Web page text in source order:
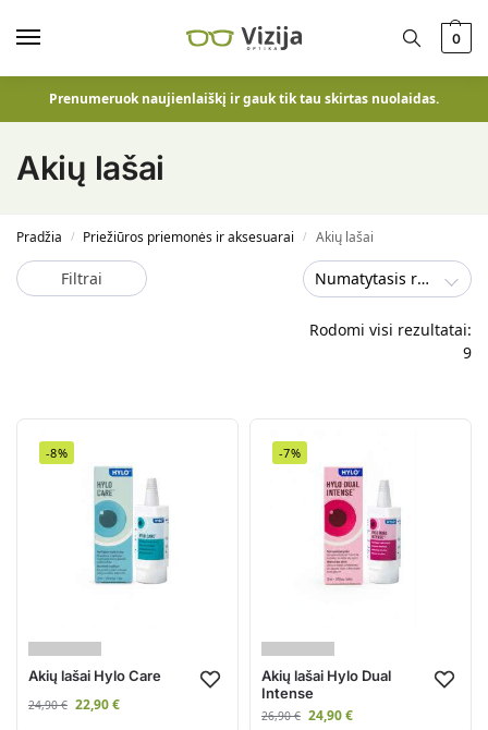
0
Prenumeruok naujienlaiškį ir gauk tik tau skirtas nuolaidas.
Akių lašai
Pradžia / Priežiūros priemonės ir aksesuarai / Akių lašai
Filtrai Numatytasis rūšiavimas
Rodomi visi rezultatai:
9
-8%
Akių lašai Hylo Care
24,90€ 22,90€
-7%
Akių lašai Hylo Dual
Intense
26,90€ 24,90€